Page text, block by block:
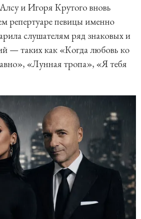
и Игоря Крутого вновь
репертуаре певицы именно
слушателям ряд знаковых и
— таких как «Когда любовь ко
«Лунная тропа», «Я тебя